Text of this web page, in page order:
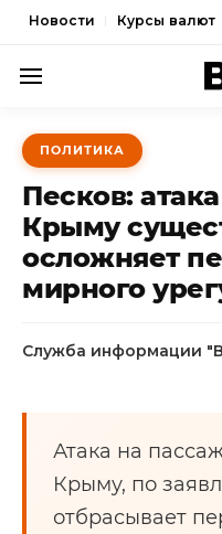
Новости Курсы валют
ПОЛИТИКА
ЭКОНОМИКА
ОБЩЕСТВО
СПОРТ
КУЛЬТУРА
НОВОСТИ
ПОЛИТИКА
Песков:
Крыму
осложняет
мирного
Служба информации
Атака на
Крыму, по
отбрасывает